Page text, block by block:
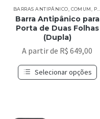
BARRAS ANTIPÂNICO COMUM PORTA DE DUAS FOLHAS (DUPLA)
Barra Antipânico para
Porta de Duas Folhas
(Dupla)
A partir de R$ 649,00
Selecionar opções